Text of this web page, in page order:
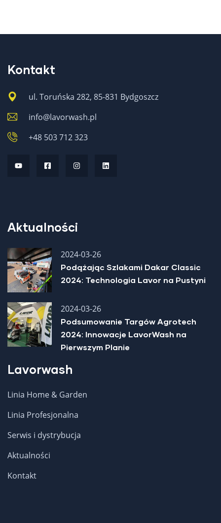
Kontakt
ul. Toruńska 282, 85-831 Bydgoszcz
info@lavorwash.pl
+48 503 712 323
Aktualności
2024-03-26
Podążając Szlakami Dakar Classic
2024: Technologia Lavor na Pustyni
2024-03-26
Podsumowanie Targów Agrotech
2024: Innowacje LavorWash na
Pierwszym Planie
Lavorwash
Linia Home & Garden
Linia Profesjonalna
Serwis i dystrybucja
Aktualności
Kontakt